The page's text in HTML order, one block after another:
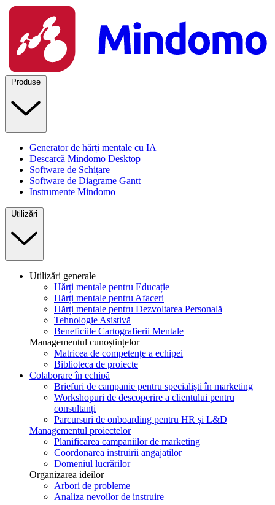
Produse
Generator de hărți mentale cu IA
Descarcă Mindomo Desktop
Software de Schițare
Software de Diagrame Gantt
Instrumente Mindomo
Utilizări
Utilizări generale
Hărți mentale pentru Educație
Hărți mentale pentru Afaceri
Hărți mentale pentru Dezvoltarea Personală
Tehnologie Asistivă
Beneficiile Cartografierii Mentale
Managementul cunoștințelor
Matricea de competențe a echipei
Biblioteca de proiecte
Colaborare în echipă
Briefuri de campanie pentru specialiști în marketing
Workshopuri de descoperire a clientului pentru
consultanți
Parcursuri de onboarding pentru HR și L&D
Managementul proiectelor
Planificarea campaniilor de marketing
Coordonarea instruirii angajaților
Domeniul lucrărilor
Organizarea ideilor
Arbori de probleme
Analiza nevoilor de instruire